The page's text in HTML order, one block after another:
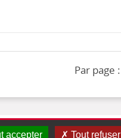
Par page :
accepter Tout refuser